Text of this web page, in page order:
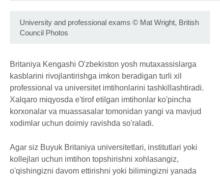
University and professional exams © Mat Wright, British
Council Photos
Britaniya Kengashi O'zbekiston yosh mutaxassislarga
kasblarini rivojlantirishga imkon beradigan turli xil
professional va universitet imtihonlarini tashkillashtiradi.
Xalqaro miqyosda e'tirof etilgan imtihonlar ko'pincha
korxonalar va muassasalar tomonidan yangi va mavjud
xodimlar uchun doimiy ravishda so'raladi.
Agar siz Buyuk Britaniya universitetlari, institutlari yoki
kollejlari uchun imtihon topshirishni xohlasangiz,
o'qishingizni davom ettirishni yoki bilimingizni yanada